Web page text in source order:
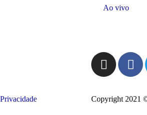
Ao vivo
Copyright 2021